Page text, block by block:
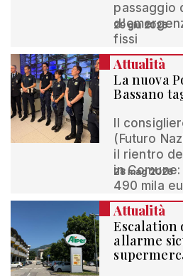
passaggio
fissi
29 giu 2026
Attualità
La nuova
Bassano
Il
(Futuro
il rientro
in
490 mila
28 mag 2026
Attualità
Escalation
allarme